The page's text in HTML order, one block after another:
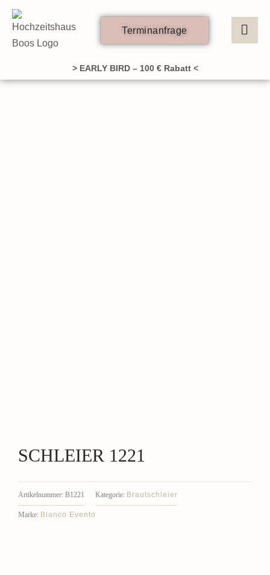
Zum
Inhalt
springen
Terminanfrage
> EARLY BIRD – 100 € Rabatt <
SCHLEIER 1221
Artikelnummer: B1221 Kategorie: Brautschleier
Marke: Bianco Evento